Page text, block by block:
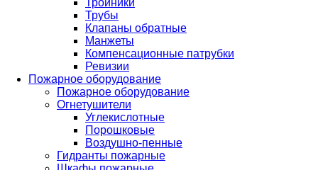
Тройники
Трубы
Клапаны обратные
Манжеты
Компенсационные патрубки
Ревизии
Пожарное оборудование
Пожарное оборудование
Огнетушители
Углекислотные
Порошковые
Воздушно-пенные
Гидранты пожарные